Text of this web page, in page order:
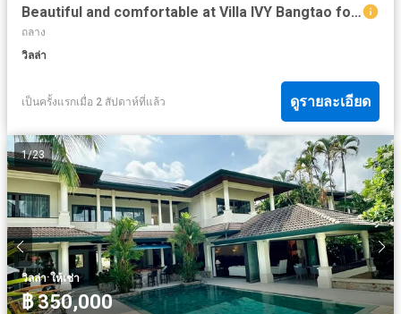
Beautiful and comfortable at Villa IVY Bangtao for Rent
ถลาง
วิลล่า
เป็นครั้งแรกเมื่อ 2 สัปดาห์ที่แล้ว ดูรายละเอียด
1/23
วิลล่า·ให้เช่า
฿ 350,000